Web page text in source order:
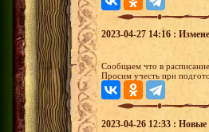
2023-04-27 14:16 :
Сообщаем что в
Просим учесть при
2023-04-26 12:33 :